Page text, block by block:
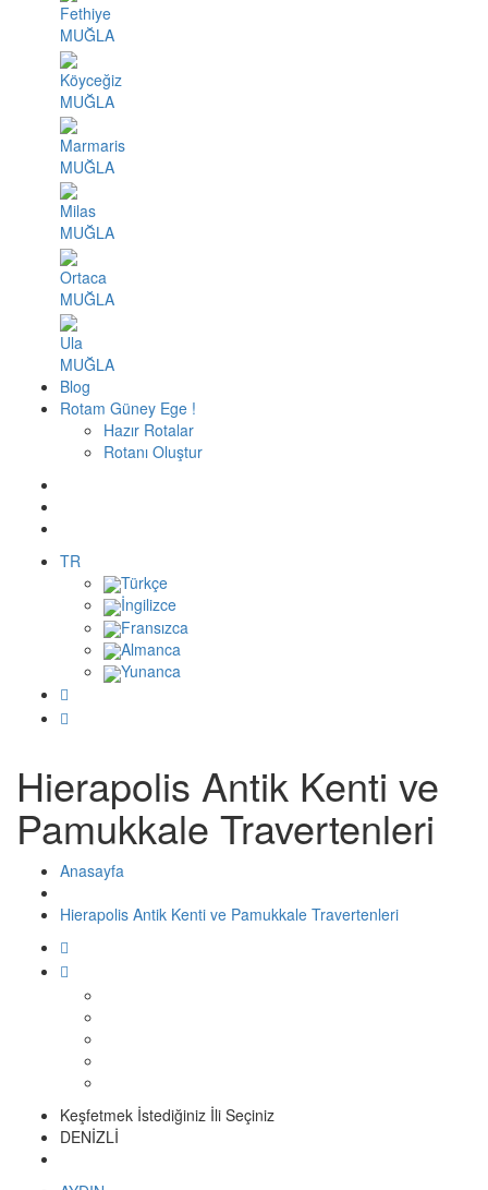
Fethiye
MUĞLA
Köyceğiz
MUĞLA
Marmaris
MUĞLA
Milas
MUĞLA
Ortaca
MUĞLA
Ula
MUĞLA
Blog
Rotam Güney Ege !
Hazır Rotalar
Rotanı Oluştur
TR
Türkçe
İngilizce
Fransızca
Almanca
Yunanca
Hierapolis Antik Kenti ve
Pamukkale Travertenleri
Anasayfa
Hierapolis Antik Kenti ve Pamukkale Travertenleri
Keşfetmek İstediğiniz İli Seçiniz
DENİZLİ